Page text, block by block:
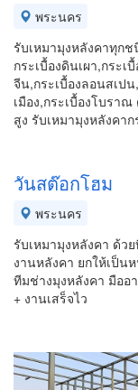
พระนคร
รับเหมามุงหลังคาทุกช
กระเบื้องดินเผา,กระเ
จีน,กระเบื้องลอนสเป
เมือง,กระเบื้องโบรา
สูง รับเหมามุงหลังคา
วันสต๊อกโฮม
พระนคร
รับเหมามุงหลังคา ด้ว
งานหลังคา ยกให้เป็น
ทีมช่างมุงหลังคา มืออ
+ งานเสร็จไว